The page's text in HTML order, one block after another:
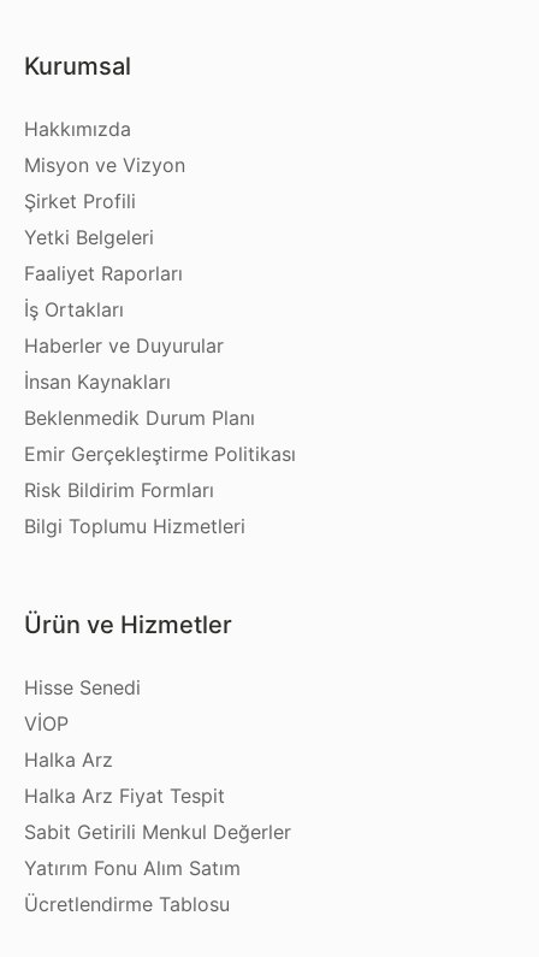
Kurumsal
Hakkımızda
Misyon ve Vizyon
Şirket Profili
Yetki Belgeleri
Faaliyet Raporları
İş Ortakları
Haberler ve Duyurular
İnsan Kaynakları
Beklenmedik Durum Planı
Emir Gerçekleştirme Politikası
Risk Bildirim Formları
Bilgi Toplumu Hizmetleri
Ürün ve Hizmetler
Hisse Senedi
VİOP
Halka Arz
Halka Arz Fiyat Tespit
Sabit Getirili Menkul Değerler
Yatırım Fonu Alım Satım
Ücretlendirme Tablosu